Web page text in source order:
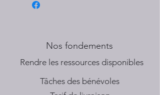
Nos fondements
​Rendre les ressources disponibles
Tâches des bénévoles